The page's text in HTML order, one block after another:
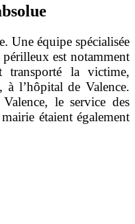
Une équipe spécialisée
est notamment
transporté la victime,
à l’hôpital de Valence.
le service des
étaient également